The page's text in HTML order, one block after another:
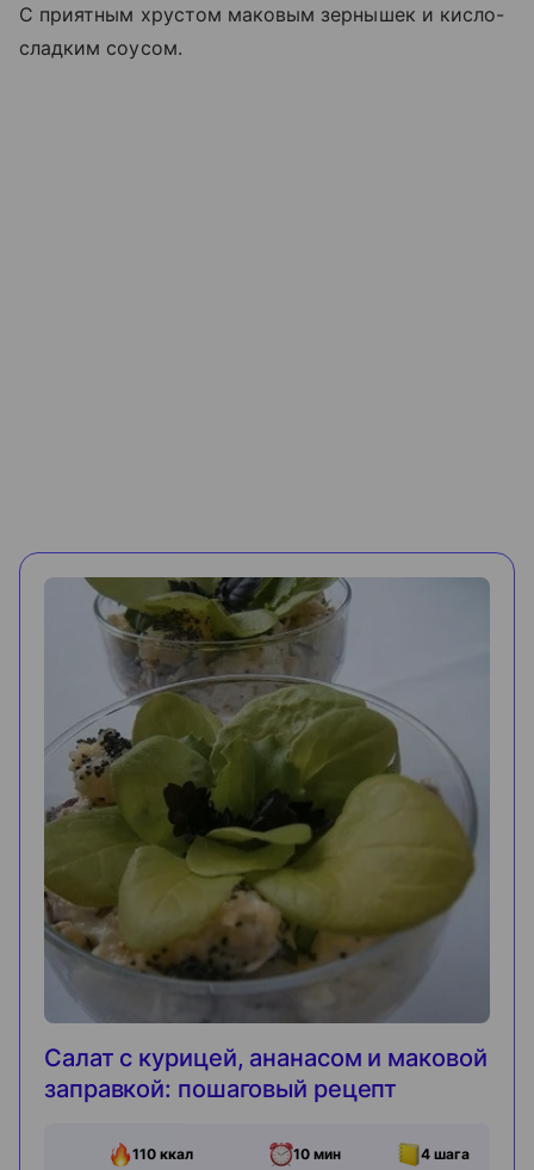
С приятным хрустом маковым зернышек и кисло-
сладким соусом.
Салат с курицей, ананасом и маковой
заправкой: пошаговый рецепт
110ккал 10 мин 4 шага